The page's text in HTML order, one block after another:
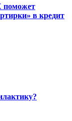
поможет
в кредит